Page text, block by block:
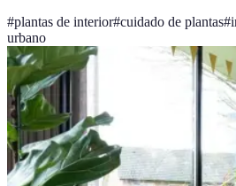
#plantas de interior#cuidado de plantas#
urbano